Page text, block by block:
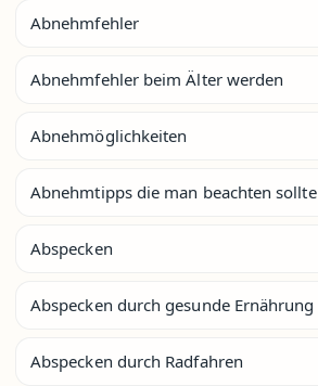
Abnehmfehler
Abnehmfehler beim Älter werden
Abnehmöglichkeiten
Abnehmtipps die man beachten sollte
Abspecken
Abspecken durch gesunde Ernährung
Abspecken durch Radfahren